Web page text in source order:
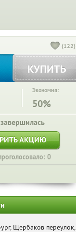
(122)
КУПИТЬ
Экономия:
50%
АКЦИЮ
0
Щербаков переулок,